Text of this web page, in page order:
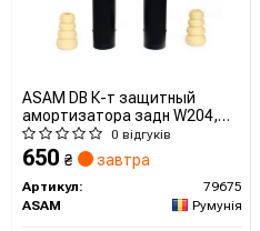
ASAM DB К-т защитный
амортизатора задн W204,
S204, OPEL AGILA 08-, SUZUKI
79675 ASAM
0 відгуків
650 ₴ завтра
Артикул:
79675
ASAM
Румунія